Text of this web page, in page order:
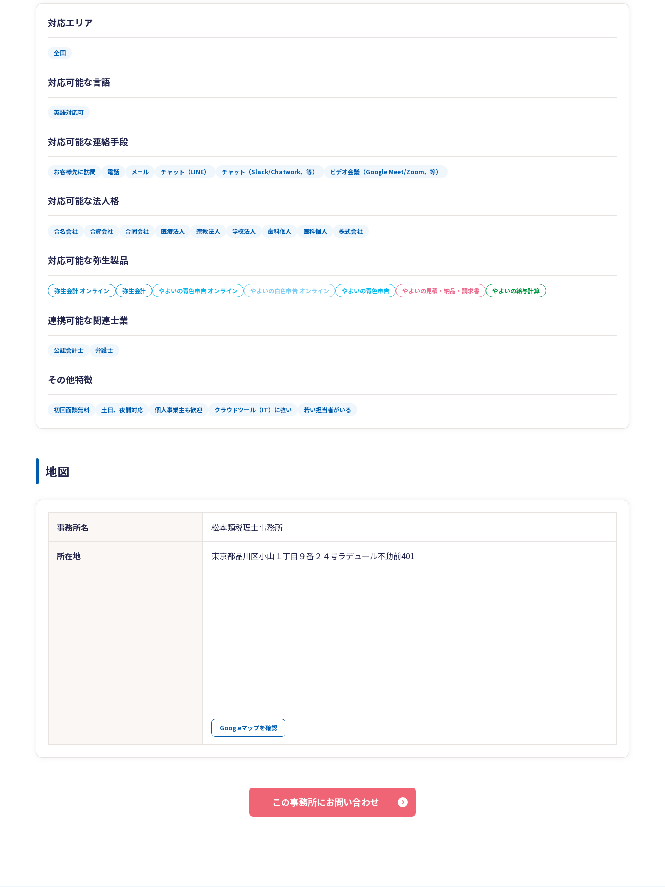
対応エリア
全国
対応可能な言語
英語対応可
対応可能な連絡手段
お客様先に訪問 電話 メール チャット（LINE） チャット（Slack/Chatwork、等） ビデオ会議（Google Meet/Zoom、等）
対応可能な法人格
合名会社 合資会社 合同会社 医療法人 宗教法人 学校法人 歯科個人 医科個人 株式会社
対応可能な弥生製品
弥生会計 オンライン 弥生会計 やよいの青色申告 オンライン やよいの白色申告 オンライン やよいの青色申告 やよいの見積・納品・請求書 やよいの給与計算
連携可能な関連士業
公認会計士 弁護士
その他特徴
初回面談無料 土日、夜間対応 個人事業主も歓迎 クラウドツール（IT）に強い 若い担当者がいる
地図
事務所名 松本類税理士事務所
所在地 東京都品川区小山１丁目９番２４号ラデュール不動前401
Googleマップを確認
この事務所にお問い合わせ